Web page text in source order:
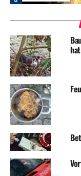
Alle Fahrzeuge
Gesamtschaden
fünfstelligen
Für die Dauer der
Kreuzungsbereich
Symbolfoto / Archiv